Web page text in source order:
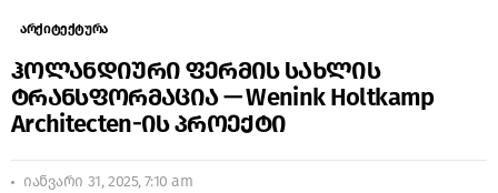
არქიტექტურა
ჰოლანდიური ფერმის სახლის
ტრანსფორმაცია — Wenink Holtkamp
Architecten-ის პროექტი
იანვარი 31, 2025, 7:10 am